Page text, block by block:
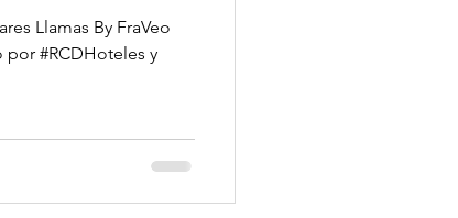
Llamas By FraVeo
por #RCDHoteles y